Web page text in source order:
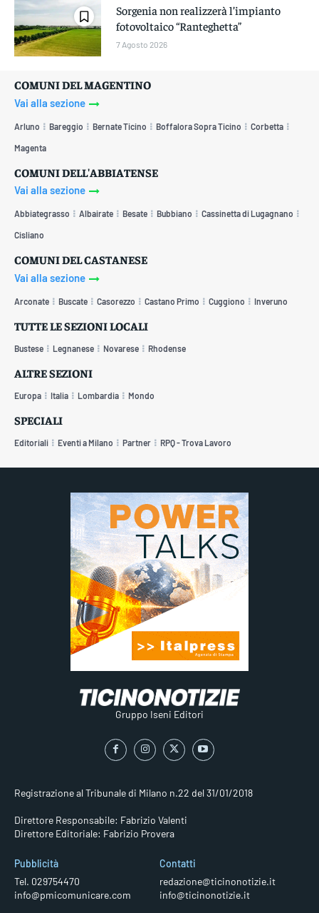
Sorgenia non realizzerà l’impianto
fotovoltaico “Ranteghetta”
7 Agosto 2026
COMUNI DEL MAGENTINO
Vai alla sezione
Arluno Bareggio Bernate Ticino Boffalora Sopra Ticino Corbetta
Magenta
COMUNI DELL'ABBIATENSE
Vai alla sezione
Abbiategrasso Albairate Besate Bubbiano Cassinetta di Lugagnano
Cisliano
COMUNI DEL CASTANESE
Vai alla sezione
Arconate Buscate Casorezzo Castano Primo Cuggiono Inveruno
TUTTE LE SEZIONI LOCALI
Bustese Legnanese Novarese Rhodense
ALTRE SEZIONI
Europa Italia Lombardia Mondo
SPECIALI
Editoriali Eventi a Milano Partner RPQ - Trova Lavoro
Gruppo Iseni Editori
Registrazione al Tribunale di Milano n.22 del 31/01/2018
Direttore Responsabile: Fabrizio Valenti
Direttore Editoriale: Fabrizio Provera
Pubblicità
Tel. 029754470
info@pmicomunicare.com
Contatti
redazione@ticinonotizie.it
info@ticinonotizie.it